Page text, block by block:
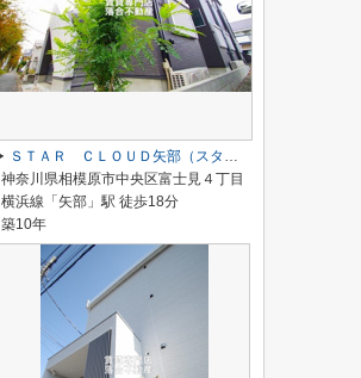
ＳＴＡＲ ＣＬＯＵＤ矢部（スタークラウド矢部）
神奈川県相模原市中央区富士見４丁目
横浜線「矢部」駅 徒歩18分
築10年